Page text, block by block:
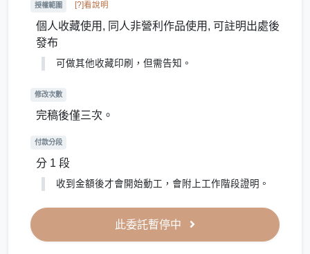
授權範圍 [?]看說明
個人收藏使用, 同人非營利作品使用, 可註明出處後
發布
可做其他收藏印刷，但需告知。
修改次數
完稿後僅三次。
付款分段
分 1 段
收到金額後才會開始動工，會附上工作階段證明。
此委託暫停中